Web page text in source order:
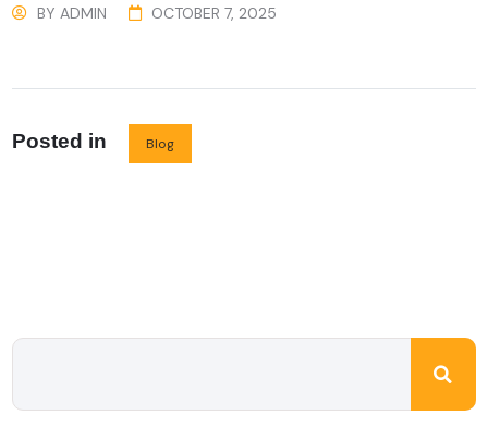
BYADMIN OCTOBER 7, 2025
Posted in Blog